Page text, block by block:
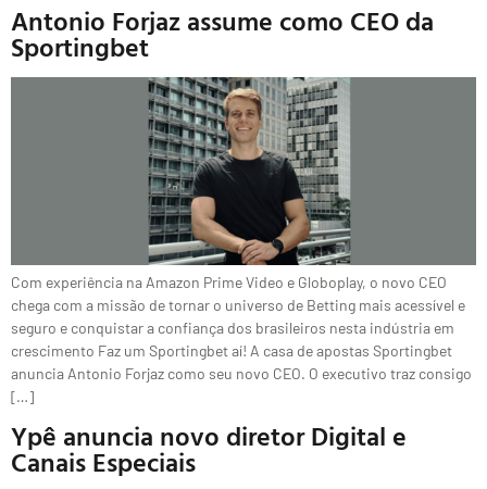
Antonio Forjaz assume como CEO da
Sportingbet
Com experiência na Amazon Prime Video e Globoplay, o novo CEO
chega com a missão de tornar o universo de Betting mais acessível e
seguro e conquistar a confiança dos brasileiros nesta indústria em
crescimento Faz um Sportingbet aí! A casa de apostas Sportingbet
anuncia Antonio Forjaz como seu novo CEO. O executivo traz consigo
[…]
Ypê anuncia novo diretor Digital e
Canais Especiais